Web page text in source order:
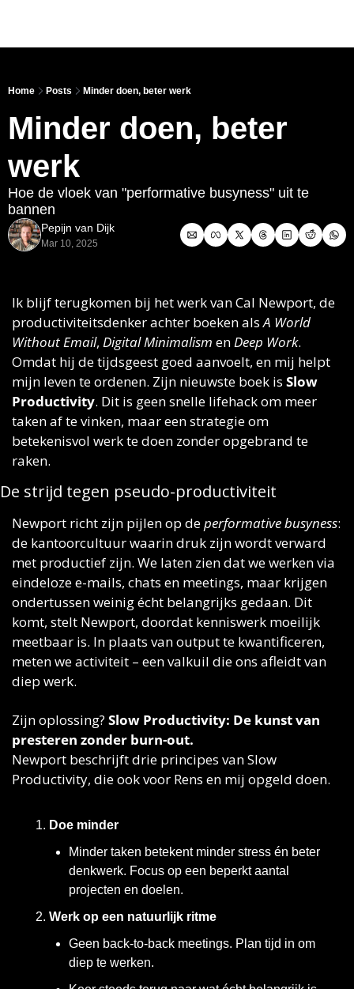
Home Posts Minder doen, beter werk
Minder doen, beter
werk
Hoe de vloek van "performative busyness" uit te
bannen
Pepijn van Dijk
Mar 10, 2025
Ik blijf terugkomen bij het werk van Cal Newport, de
productiviteitsdenker achter boeken als A World
Without Email, Digital Minimalism en Deep Work.
Omdat hij de tijdsgeest goed aanvoelt, en mij helpt
mijn leven te ordenen. Zijn nieuwste boek is Slow
Productivity. Dit is geen snelle lifehack om meer
taken af te vinken, maar een strategie om
betekenisvol werk te doen zonder opgebrand te
raken.
De strijd tegen pseudo-productiviteit
Newport richt zijn pijlen op de performative busyness:
de kantoorcultuur waarin druk zijn wordt verward
met productief zijn. We laten zien dat we werken via
eindeloze e-mails, chats en meetings, maar krijgen
ondertussen weinig écht belangrijks gedaan. Dit
komt, stelt Newport, doordat kenniswerk moeilijk
meetbaar is. In plaats van output te kwantificeren,
meten we activiteit – een valkuil die ons afleidt van
diep werk.
Zijn oplossing? Slow Productivity: De kunst van
presteren zonder burn-out.
Newport beschrijft drie principes van Slow
Productivity, die ook voor Rens en mij opgeld doen.
Doe minder
Minder taken betekent minder stress én beter
denkwerk. Focus op een beperkt aantal
projecten en doelen.
Werk op een natuurlijk ritme
Geen back-to-back meetings. Plan tijd in om
diep te werken.